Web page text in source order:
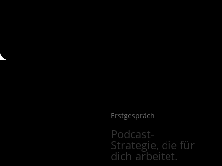
Erstgespräch
Podcast-
Strategie, die für
dich arbeitet.